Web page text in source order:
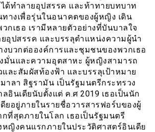
ได้ทำลายอุปสรรค และท้าทายบทบาท
ทางเพื่อรุ่นในอนาคตของผู้หญิง เดิน
กเธอ เรามีหลายตัวอย่างที่บันบาลใจ
อุปสรรค และบรรลุตำแหน่งความผู้นำ
งบวกต่อองค์การและชุมชนของพวกเธอ
มั่นและความอุตสาหะ ผู้หญิงสามารถ
ละสัมผัสท้องฟ้า และบรรลุเป้าหมาย
าลา สิฐรามัน เป็นรัฐมนตรีกระทรวง
อินเดียนับตั้งแต่ ค.ศ 2019 เธอเป็นนัก
ยอยู่ภายในรายชื่อวารสารฟอร์บของผู้
ที่สุดภายในโลก เธอเป็นรัฐมนตรี
หญิงคนแรกภายในประวัติศาสตร์อินเดีย